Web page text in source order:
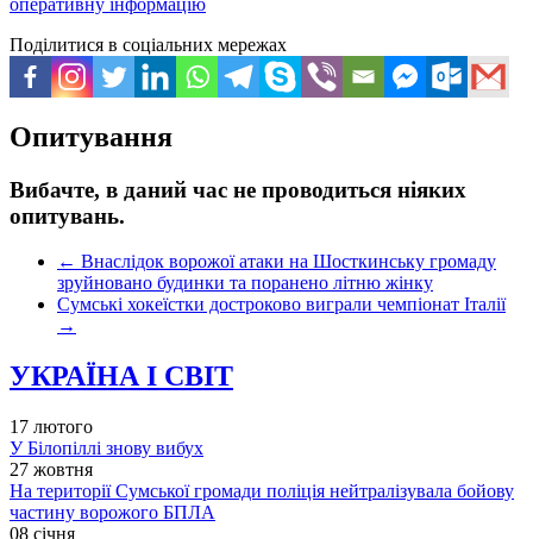
Поділитися в соціальних мережах
Опитування
Вибачте, в даний час не проводиться ніяких
опитувань.
← Внаслідок ворожої атаки на Шосткинську громаду
зруйновано будинки та поранено літню жінку
Сумські хокеїстки достроково виграли чемпіонат Італії
→
УКРАЇНА І СВІТ
17 лютого
У Білопіллі знову вибух
27 жовтня
На території Сумської громади поліція нейтралізувала бойову
частину ворожого БПЛА
08 січня